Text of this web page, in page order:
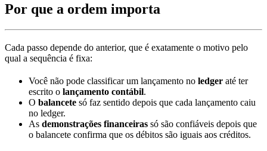
Por que a ordem importa
Cada passo depende do anterior, que é exatamente o motivo pelo
qual a sequência é fixa:
Você não pode classificar um lançamento no ledger até ter
escrito o lançamento contábil.
O balancete só faz sentido depois que cada lançamento caiu
no ledger.
As demonstrações financeiras só são confiáveis depois que
o balancete confirma que os débitos são iguais aos créditos.